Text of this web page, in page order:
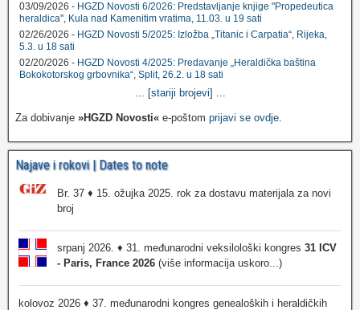
03/09/2026 - HGZD Novosti 6/2026: Predstavljanje knjige "Propedeutica
heraldica", Kula nad Kamenitim vratima, 11.03. u 19 sati
02/26/2026 - HGZD Novosti 5/2025: Izložba „Titanic i Carpatia“, Rijeka,
5.3. u 18 sati
02/20/2026 - HGZD Novosti 4/2025: Predavanje „Heraldička baština
Bokokotorskog grbovnika“, Split, 26.2. u 18 sati
... [stariji brojevi] ...
Za dobivanje »HGZD Novosti« e-poštom prijavi se ovdje.
Najave i rokovi | Dates to note
Br. 37 ♦ 15. ožujka 2025. rok za dostavu materijala za novi
broj
srpanj 2026. ♦ 31. međunarodni veksilološki kongres 31 ICV
- Paris, France 2026 (više informacija uskoro...)
kolovoz 2026 ♦ 37. međunarodni kongres genealoških i heraldičkih